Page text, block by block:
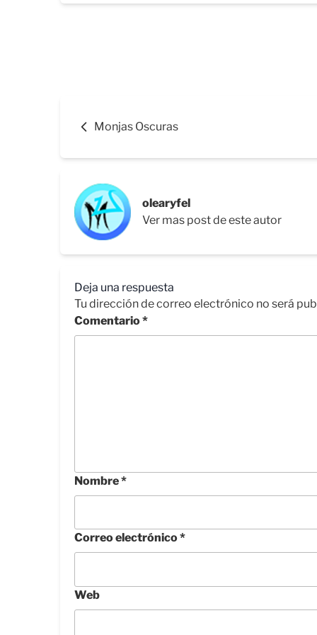
Monjas Oscuras
olearyfel
Ver mas post de este autor
Deja una respuesta
Tu dirección de correo electrónico no será
Comentario*
Nombre*
Correo electrónico*
Web